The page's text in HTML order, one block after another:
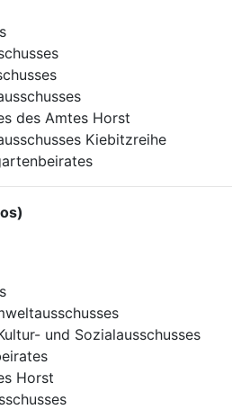
des Amtes Horst
Kiebitzreihe
und Sozialausschusses
Horst